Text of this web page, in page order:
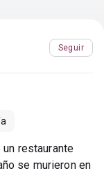
Seguir
restaurante
se murieron en